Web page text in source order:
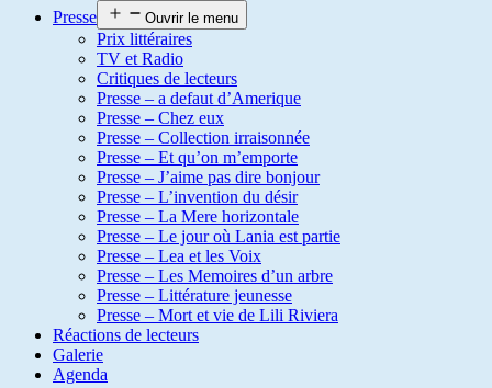
Presse
Ouvrir le menu
Prix littéraires
TV et Radio
Critiques de lecteurs
Presse – a defaut d’Amerique
Presse – Chez eux
Presse – Collection irraisonnée
Presse – Et qu’on m’emporte
Presse – J’aime pas dire bonjour
Presse – L’invention du désir
Presse – La Mere horizontale
Presse – Le jour où Lania est partie
Presse – Lea et les Voix
Presse – Les Memoires d’un arbre
Presse – Littérature jeunesse
Presse – Mort et vie de Lili Riviera
Réactions de lecteurs
Galerie
Agenda